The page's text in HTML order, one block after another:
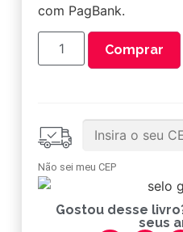
com PagBank.
Comprar
Não sei meu CEP
Gostou desse
seus